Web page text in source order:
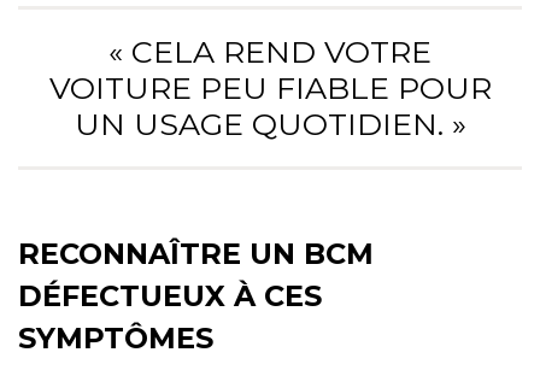
« CELA REND VOTRE
VOITURE PEU FIABLE POUR
UN USAGE QUOTIDIEN. »
RECONNAÎTRE UN BCM
DÉFECTUEUX À CES
SYMPTÔMES